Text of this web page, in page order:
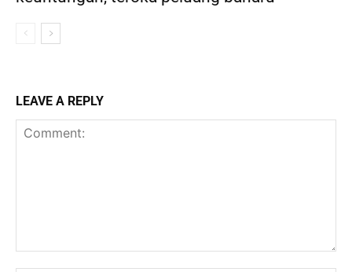
LEAVE A REPLY